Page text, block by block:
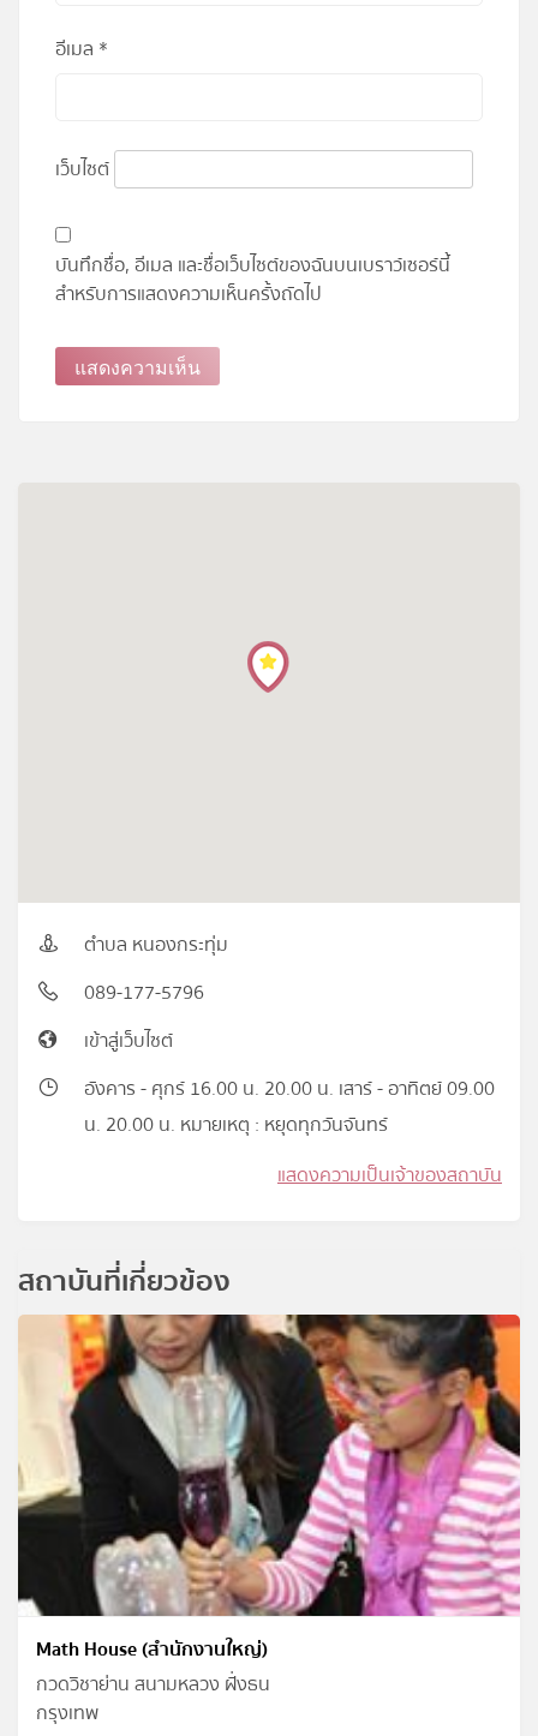
อีเมล *
เว็บไซต์
บันทึกชื่อ, อีเมล และชื่อเว็บไซต์ของฉันบนเบราว์เซอร์นี้
สำหรับการแสดงความเห็นครั้งถัดไป
ตำบล หนองกระทุ่ม
089-177-5796
เข้าสู่เว็บไซต์
อังคาร - ศุกร์ 16.00 น. 20.00 น. เสาร์ - อาทิตย์ 09.00
น. 20.00 น. หมายเหตุ : หยุดทุกวันจันทร์
แสดงความเป็นเจ้าของสถาบัน
สถาบันที่เกี่ยวข้อง
Math House (สำนักงานใหญ่)
กวดวิชาย่าน สนามหลวง ฝั่งธน
กรุงเทพ